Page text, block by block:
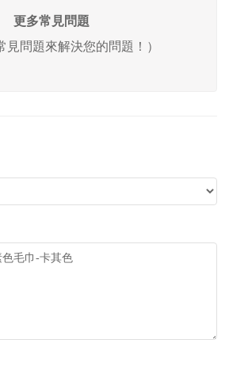
更多常見問題
見問題來解決您的問題！）